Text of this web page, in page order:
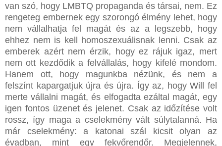
van szó, hogy LMBTQ propaganda és társai, nem. Ez
rengeteg embernek egy szorongó élmény lehet, hogy
nem vállalhatja fel magát és az a legszebb, hogy
ehhez nem is kell homoszexuálisnak lenni. Csak az
emberek azért nem érzik, hogy ez rájuk igaz, mert
nem ott kezdődik a felvállalás, hogy kifelé mondom.
Hanem ott, hogy magunkba nézünk, és nem a
felszínt kapargatjuk újra és újra. Így az, hogy Will fel
merte vállalni magát, és elfogadta ezáltal magát, egy
igen fontos üzenet és jelenet. Csak az időzítése volt
rossz, így maga a cselekmény vált súlytalanná. Ha
már cselekmény: a katonai szál kicsit olyan az
évadban, mint egy fekvőrendőr. Megjelennek,